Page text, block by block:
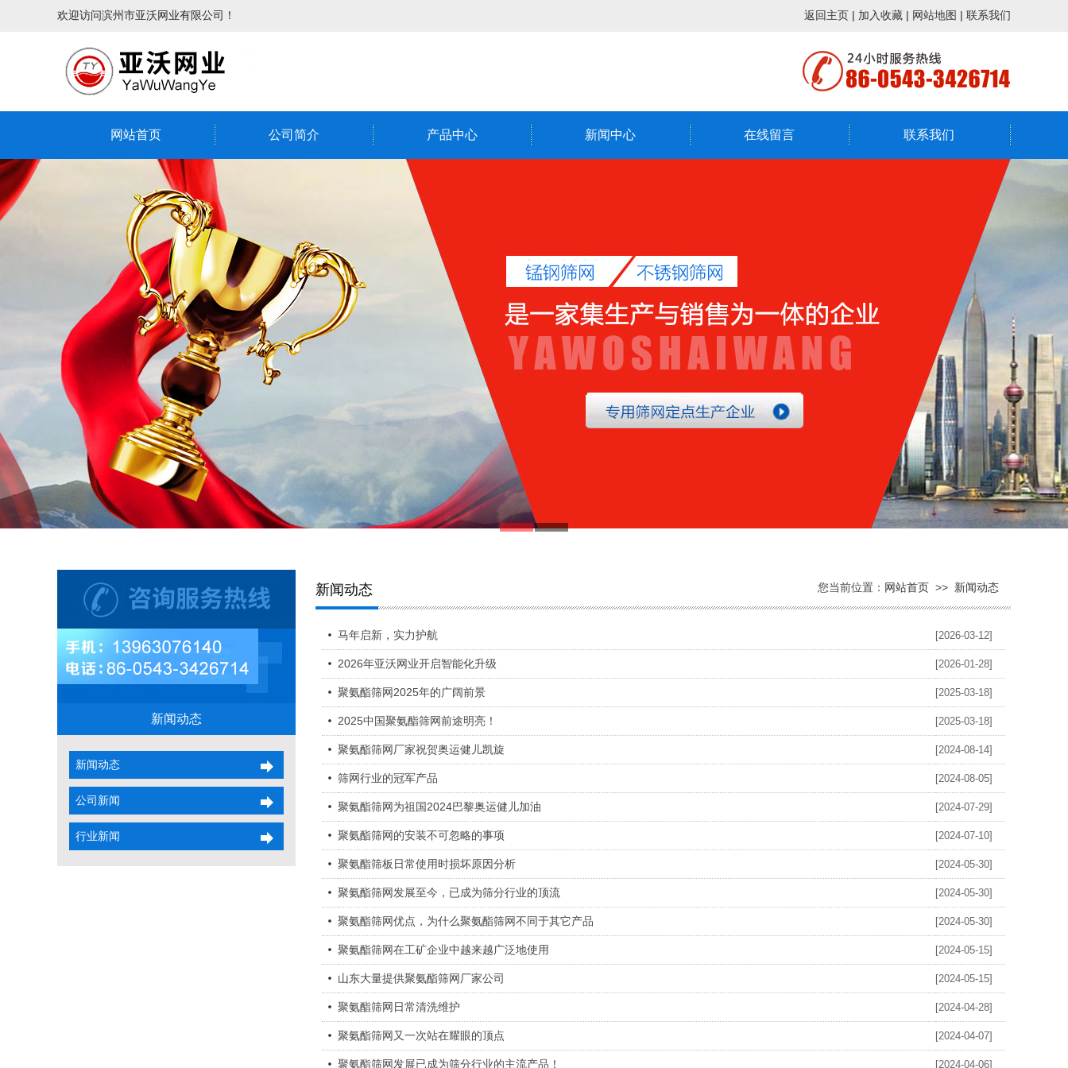
欢迎访问滨州市亚沃网业有限公司！ 返回主页 | 加入收藏 | 网站地图 | 联系我们
网站首页 公司简介 产品中心 新闻中心 在线留言 联系我们
1 2
新闻动态
新闻动态
公司新闻
行业新闻
新闻动态 您当前位置： 网站首页 >> 新闻动态
马年启新，实力护航 [2026-03-12]
2026年亚沃网业开启智能化升级 [2026-01-28]
聚氨酯筛网2025年的广阔前景 [2025-03-18]
2025中国聚氨酯筛网前途明亮！ [2025-03-18]
聚氨酯筛网厂家祝贺奥运健儿凯旋 [2024-08-14]
筛网行业的冠军产品 [2024-08-05]
聚氨酯筛网为祖国2024巴黎奥运健儿加油 [2024-07-29]
聚氨酯筛网的安装不可忽略的事项 [2024-07-10]
聚氨酯筛板日常使用时损坏原因分析 [2024-05-30]
聚氨酯筛网发展至今，已成为筛分行业的顶流 [2024-05-30]
聚氨酯筛网优点，为什么聚氨酯筛网不同于其它产品 [2024-05-30]
聚氨酯筛网在工矿企业中越来越广泛地使用 [2024-05-15]
山东大量提供聚氨酯筛网厂家公司 [2024-05-15]
聚氨酯筛网日常清洗维护 [2024-04-28]
聚氨酯筛网又一次站在耀眼的顶点 [2024-04-07]
聚氨酯筛网发展已成为筛分行业的主流产品！ [2024-04-06]